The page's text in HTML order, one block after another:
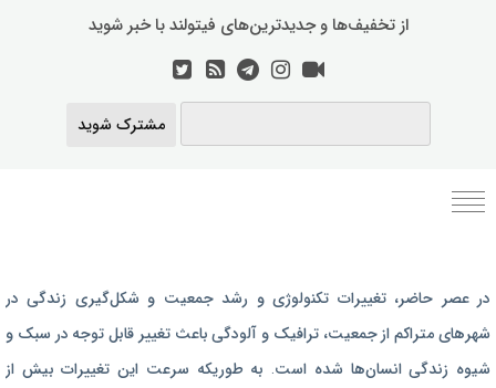
از تخفیف‌ها و جدیدترین‌های فیتولند با خبر شوید
مشترک شوید
رژیم غذایی بارداری
برنامه رژیم درمانی
در عصر حاضر،‌ تغییرات تکنولوژی و رشد جمعیت و شکل‌گیری زندگی‌ در
شهرهای متراکم از جمعیت، ترافیک و آلودگی باعث تغییر قابل توجه در سبک و
شیوه زندگی انسان‌ها شده است. به طوریکه سرعت این تغییرات بیش از